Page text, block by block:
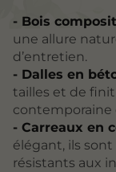
- Bois
une allure
d’entretien.
- Dalles en
tailles et de
contemporaine
- Carreaux en
élégant, ils
résistants aux